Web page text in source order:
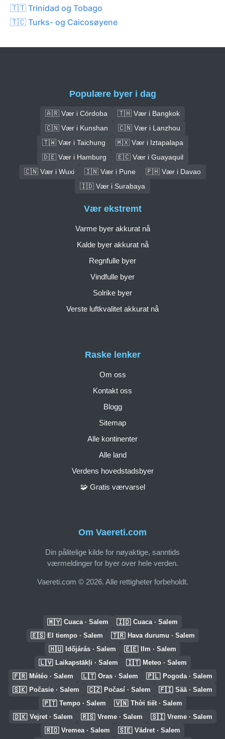
🇹🇹 Trinidad og Tobago
🇹🇨 Turks- og Caicosøyene
Populære byer i dag
🇦🇷 Vær i Córdoba
🇹🇭 Vær i Bangkok
🇨🇳 Vær i Kunshan
🇨🇳 Vær i Lanzhou
🇹🇼 Vær i Taichung
🇲🇽 Vær i Iztapalapa
🇩🇪 Vær i Hamburg
🇪🇨 Vær i Guayaquil
🇨🇳 Vær i Wuxi
🇮🇳 Vær i Pune
🇵🇭 Vær i Davao
🇮🇩 Vær i Surabaya
Om Vaereti.com
Din pålitelige kilde for nøyaktige, sanntids
værmeldinger for byer over hele verden.
Vaereti.com © 2026. Alle rettigheter forbeholdt.
Raske lenker
Om oss
Kontakt oss
Blogg
Sitemap
Alle kontinenter
Alle land
Verdens hovedstadsbyer
🧩 Gratis værvarsel
Vær ekstremt
Varme byer akkurat nå
Kalde byer akkurat nå
Regnfulle byer
Vindfulle byer
Solrike byer
Verste luftkvalitet akkurat nå
🇲🇾 Cuaca · Salem 🇮🇩 Cuaca · Salem
🇪🇸 El tiempo · Salem 🇹🇷 Hava durumu · Salem
🇭🇺 Időjárás · Salem 🇪🇪 Ilm · Salem
🇱🇻 Laikapstākļi · Salem 🇮🇹 Meteo · Salem
🇫🇷 Météo · Salem 🇱🇹 Oras · Salem 🇵🇱 Pogoda · Salem
🇸🇰 Počasie · Salem 🇨🇿 Počasí · Salem 🇫🇮 Sää · Salem
🇵🇹 Tempo · Salem 🇻🇳 Thời tiết · Salem
🇩🇰 Vejret · Salem 🇷🇸 Vreme · Salem 🇸🇮 Vreme · Salem
🇷🇴 Vremea · Salem 🇸🇪 Vädret · Salem